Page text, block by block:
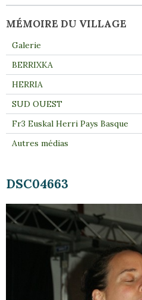
DSC04663
MÉMOIRE DU VILLAGE
Galerie
BERRIXKA
HERRIA
SUD OUEST
Fr3 Euskal Herri Pays Basque
Autres médias